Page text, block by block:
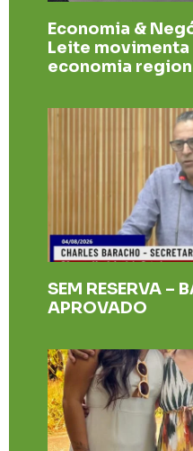
Economia &
Leite
economia
SEM RESERVA –
APROVADO